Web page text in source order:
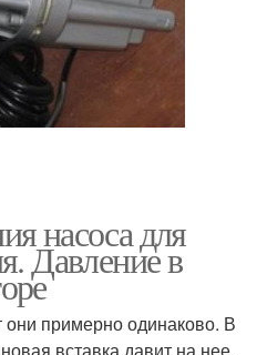
насоса для
Давление в
примерно одинаково. В